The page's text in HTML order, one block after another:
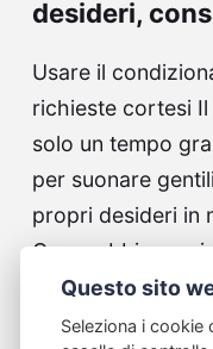
desideri,
Usare il
richieste cortesi
solo un tempo
per suonare
propri desideri in
Come abbiamo
verbale…
Questo sito
Seleziona i cookie